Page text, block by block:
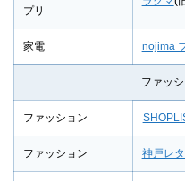
プリ
家電 nojima
ファッ
ファッション
ファッション 神戸レ